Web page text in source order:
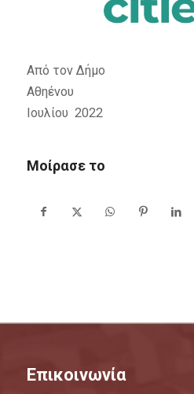
Από τον Δήμο
Ιουλίου 2022
Μοίρασε το
Επικοινωνία